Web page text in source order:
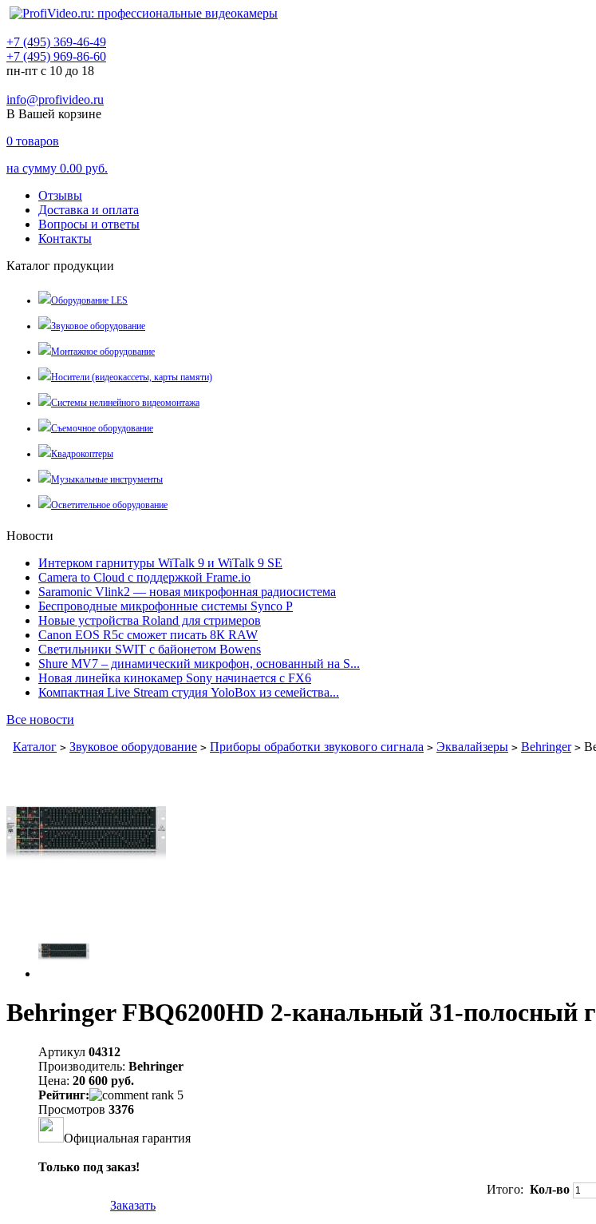
+7 (495) 369-46-49
+7 (495) 969-86-60
пн-пт с 10 до 18
info@profivideo.ru
В Вашей корзине
0 товаров
на сумму 0.00 руб.
Отзывы
Доставка и оплата
Вопросы и ответы
Контакты
Каталог продукции
Оборудование LES
Звуковое оборудование
Монтажное оборудование
Носители (видеокассеты, карты памяти)
Системы нелинейного видеомонтажа
Съемочное оборудование
Квадрокоптеры
Музыкальные инструменты
Осветительное оборудование
Новости
Интерком гарнитуры WiTalk 9 и WiTalk 9 SE
Camera to Cloud с поддержкой Frame.io
Saramonic Vlink2 — новая микрофонная радиосистема
Беспроводные микрофонные системы Synco P
Новые устройства Roland для стримеров
Canon EOS R5c сможет писать 8К RAW
Светильники SWIT с байонетом Bowens
Shure MV7 – динамический микрофон, основанный на S...
Новая линейка кинокамер Sony начинается с FX6
Компактная Live Stream студия YoloBox из семейства...
Все новости
Каталог > Звуковое оборудование > Приборы обработки звукового сигнала > Эквалайзеры > Behringer >
Behringer FBQ6200HD 2-канальный 31-полосный
Артикул 04312
Производитель: Behringer
Цена: 20 600 руб.
Рейтинг:
Просмотров 3376
Официальная гарантия
Только под заказ!
Итого: Кол-во
Заказать